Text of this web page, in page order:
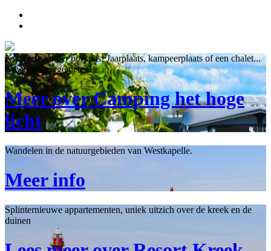
Kwaliteit zonder poespas! Jaarplaats, kampeerplaats of een chalet...
Gewoonweg genieten!
Meer over Camping het hoge
licht
Wandelen in de natuurgebieden van Westkapelle.
Meer info
Splinternieuwe appartementen, uniek uitzich over de kreek en de
duinen